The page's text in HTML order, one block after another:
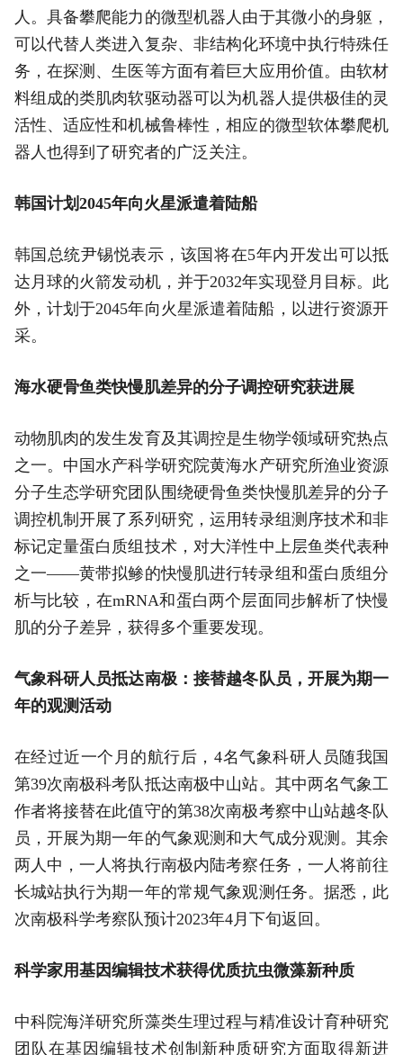
人。具备攀爬能力的微型机器人由于其微小的身躯，
可以代替人类进入复杂、非结构化环境中执行特殊任
务，在探测、生医等方面有着巨大应用价值。由软材
料组成的类肌肉软驱动器可以为机器人提供极佳的灵
活性、适应性和机械鲁棒性，相应的微型软体攀爬机
器人也得到了研究者的广泛关注。
韩国计划2045年向火星派遣着陆船
韩国总统尹锡悦表示，该国将在5年内开发出可以抵
达月球的火箭发动机，并于2032年实现登月目标。此
外，计划于2045年向火星派遣着陆船，以进行资源开
采。
海水硬骨鱼类快慢肌差异的分子调控研究获进展
动物肌肉的发生发育及其调控是生物学领域研究热点
之一。中国水产科学研究院黄海水产研究所渔业资源
分子生态学研究团队围绕硬骨鱼类快慢肌差异的分子
调控机制开展了系列研究，运用转录组测序技术和非
标记定量蛋白质组技术，对大洋性中上层鱼类代表种
之一——黄带拟鲹的快慢肌进行转录组和蛋白质组分
析与比较，在mRNA和蛋白两个层面同步解析了快慢
肌的分子差异，获得多个重要发现。
气象科研人员抵达南极：接替越冬队员，开展为期一
年的观测活动
在经过近一个月的航行后，4名气象科研人员随我国
第39次南极科考队抵达南极中山站。其中两名气象工
作者将接替在此值守的第38次南极考察中山站越冬队
员，开展为期一年的气象观测和大气成分观测。其余
两人中，一人将执行南极内陆考察任务，一人将前往
长城站执行为期一年的常规气象观测任务。据悉，此
次南极科学考察队预计2023年4月下旬返回。
科学家用基因编辑技术获得优质抗虫微藻新种质
中科院海洋研究所藻类生理过程与精准设计育种研究
团队在基因编辑技术创制新种质研究方面取得新进